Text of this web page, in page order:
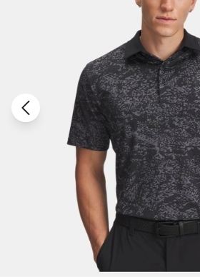
Şifremi Unuttum
Giriş Yap
Under Armour'da yeni
Üye Olmadan Devam
Parolayı Yenile
Giriş Sayfasına Dön
Zaten
Daha hızlı ödeme.